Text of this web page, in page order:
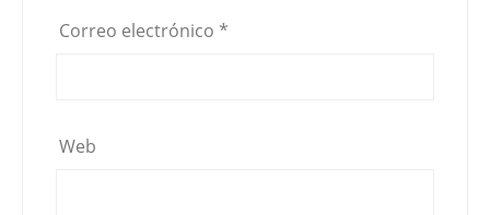
Correo electrónico *
Web